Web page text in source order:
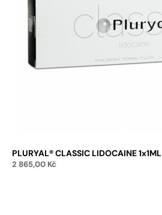
PLURYAL® CLASSIC LIDOCAINE 1x1ML
2 865,00 Kč